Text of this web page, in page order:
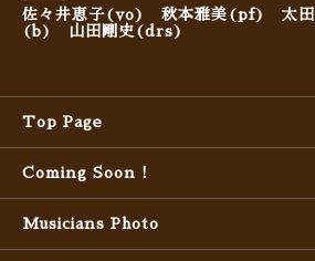
佐々井恵子(vo) 秋本雅美(pf) 太
(b) 山田剛史(drs)
Top Page
Coming Soon !
Musicians Photo